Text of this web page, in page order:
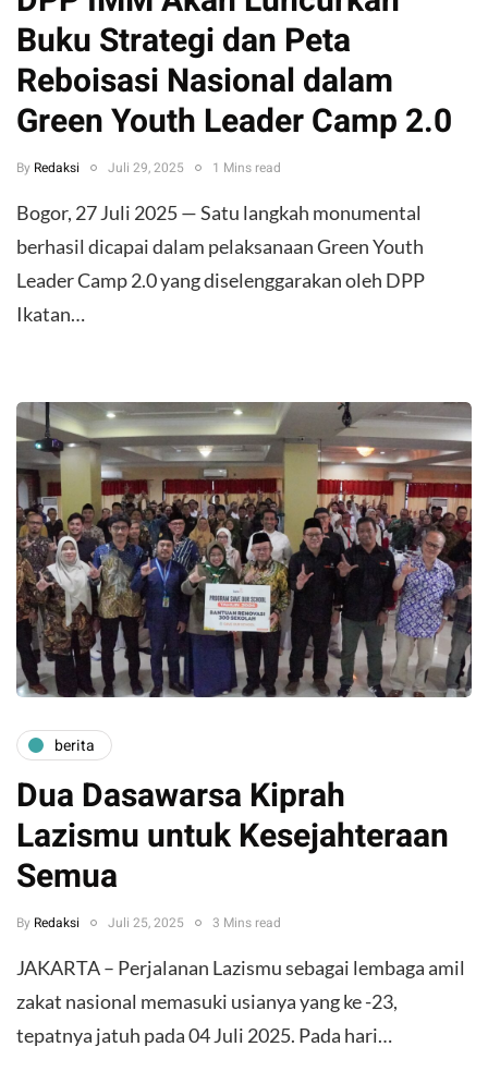
Buku Strategi dan Peta
Reboisasi Nasional dalam
Green Youth Leader Camp 2.0
By Redaksi Juli 29, 2025 1 Mins read
Bogor, 27 Juli 2025 — Satu langkah monumental
berhasil dicapai dalam pelaksanaan Green Youth
Leader Camp 2.0 yang diselenggarakan oleh DPP
Ikatan…
berita
Dua Dasawarsa Kiprah
Lazismu untuk Kesejahteraan
Semua
By Redaksi Juli 25, 2025 3 Mins read
JAKARTA – Perjalanan Lazismu sebagai lembaga amil
zakat nasional memasuki usianya yang ke -23,
tepatnya jatuh pada 04 Juli 2025. Pada hari…